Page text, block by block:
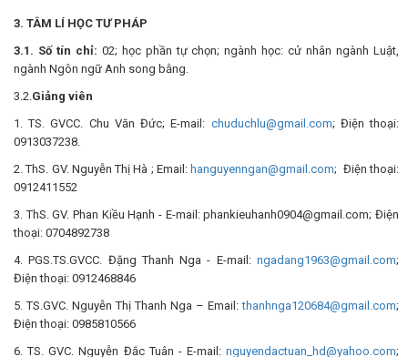
3. TÂM LÍ HỌC TƯ PHÁP
3.1. Số tín chỉ: 02; học phần tự chọn; ngành học: cử nhân ngành Luật,
ngành Ngôn ngữ Anh song bằng.
3.2.Giảng viên
1. TS. GVCC. Chu Văn Đức; E-mail: chuduchlu@gmail.com; Điện thoại:
0913037238.
2. ThS. GV. Nguyễn Thị Hà ; Email: hanguyenngan@gmail.com; Điện thoại:
0912411552
3. ThS. GV. Phan Kiều Hạnh - E-mail: phankieuhanh0904@gmail.com; Điện
thoại: 0704892738
4. PGS.TS.GVCC. Đặng Thanh Nga - E-mail: ngadang1963@gmail.com;
Điện thoại: 0912468846
5. TS.GVC. Nguyễn Thị Thanh Nga – Email:thanhnga120684@gmail.com;
Điện thoại: 0985810566
6. TS. GVC. Nguyễn Đắc Tuân - E-mail: nguyendactuan_hd@yahoo.com;